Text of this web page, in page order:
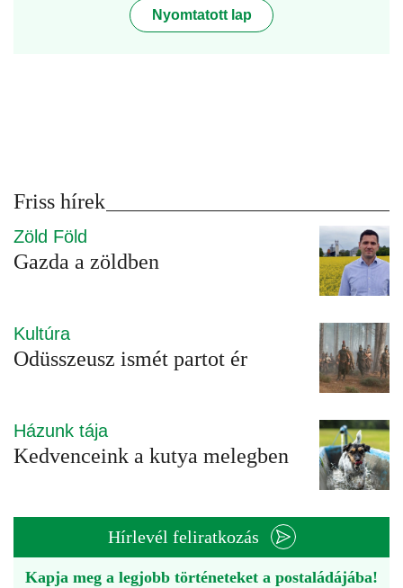
Nyomtatott lap
Friss hírek
Zöld Föld
Gazda a zöldben
Kultúra
Odüsszeusz ismét partot ér
Házunk tája
Kedvenceink a kutya melegben
Hírlevél feliratkozás
Kapja meg a legjobb történeteket a postaládájába!